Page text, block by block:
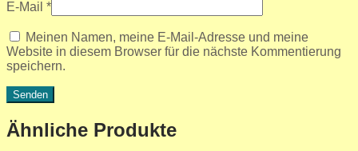
E-Mail *
Meinen Namen, meine E-Mail-Adresse und meine
Website in diesem Browser für die nächste Kommentierung
speichern.
Ähnliche Produkte